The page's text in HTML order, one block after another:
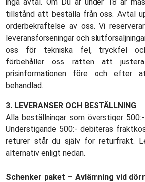
ingå avtal. Om Du är under 18 år
tillstånd att beställa från oss. Avtal
orderbekräftelse av oss. Vi
leveransförseningar och
oss för tekniska fel, tryckfel och
förbehåller oss rätten att
prisinformationen före och efter
behandlad.
3. LEVERANSER OCH BESTÄLLNING
Alla beställningar som överstiger
Understigande 500:- debiteras
returer står du själv för returfrakt.
alternativ enligt nedan.
Schenker paket – Avlämning vid